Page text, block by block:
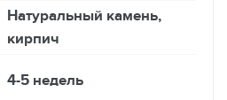
Натуральный камень,
кирпич
4-5 недель